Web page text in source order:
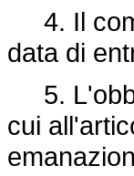
4. Il
data di
5.
cui